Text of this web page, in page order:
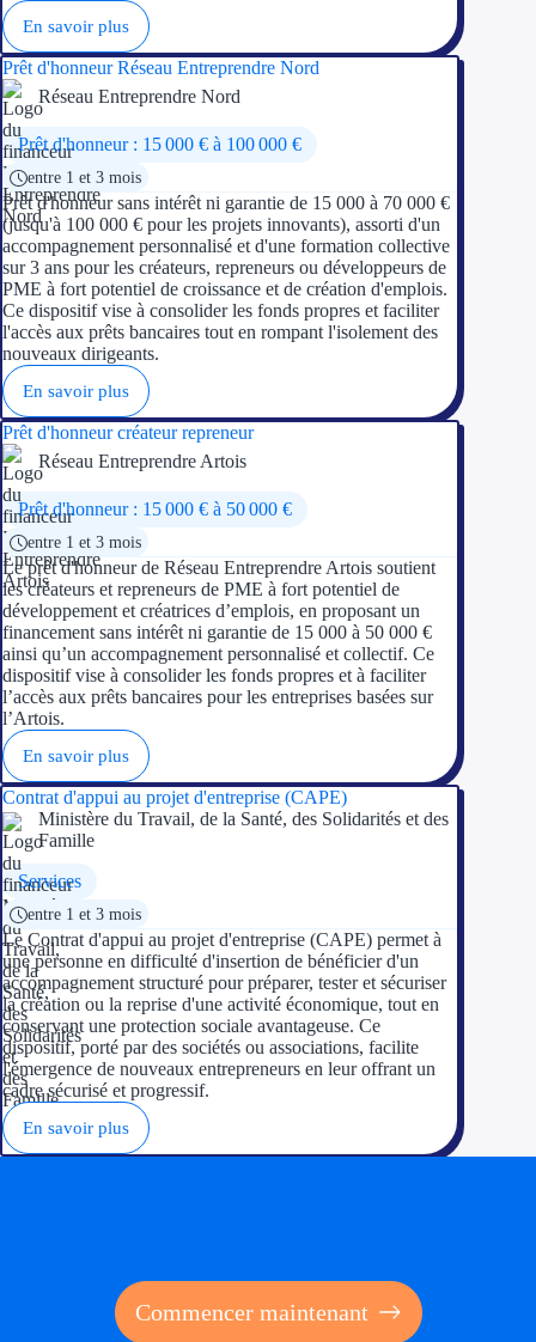
En savoir plus
Prêt d'honneur Réseau Entreprendre Nord
Réseau Entreprendre Nord
Prêt d'honneur : 15 000 € à 100 000 €
entre 1 et 3 mois
Prêt d'honneur sans intérêt ni garantie de 15 000 à 70 000 €
(jusqu'à 100 000 € pour les projets innovants), assorti d'un
accompagnement personnalisé et d'une formation collective
sur 3 ans pour les créateurs, repreneurs ou développeurs de
PME à fort potentiel de croissance et de création d'emplois.
Ce dispositif vise à consolider les fonds propres et faciliter
l'accès aux prêts bancaires tout en rompant l'isolement des
nouveaux dirigeants.
En savoir plus
Prêt d'honneur créateur repreneur
Réseau Entreprendre Artois
Prêt d'honneur : 15 000 € à 50 000 €
entre 1 et 3 mois
Le prêt d'honneur de Réseau Entreprendre Artois soutient
les créateurs et repreneurs de PME à fort potentiel de
développement et créatrices d’emplois, en proposant un
financement sans intérêt ni garantie de 15 000 à 50 000 €
ainsi qu’un accompagnement personnalisé et collectif. Ce
dispositif vise à consolider les fonds propres et à faciliter
l’accès aux prêts bancaires pour les entreprises basées sur
l’Artois.
En savoir plus
Contrat d'appui au projet d'entreprise (CAPE)
Ministère du Travail, de la Santé, des Solidarités et des
Famille
Services
entre 1 et 3 mois
Le Contrat d'appui au projet d'entreprise (CAPE) permet à
une personne en difficulté d'insertion de bénéficier d'un
accompagnement structuré pour préparer, tester et sécuriser
la création ou la reprise d'une activité économique, tout en
conservant une protection sociale avantageuse. Ce
dispositif, porté par des sociétés ou associations, facilite
l'émergence de nouveaux entrepreneurs en leur offrant un
cadre sécurisé et progressif.
En savoir plus
Commencer maintenant